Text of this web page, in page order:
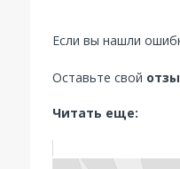
Если вы нашли
Оставьте свой
Читать еще: